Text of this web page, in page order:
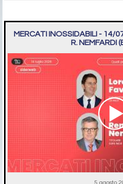
MERCATI INOSSIDABILI - 14/
R. NEMFARDI
5 agosto